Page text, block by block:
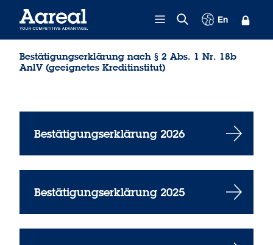
En
Bestätigungserklärung nach § 2 Abs. 1 Nr. 18b
AnlV (geeignetes Kreditinstitut)
Bestätigungserklärung 2026
Bestätigungserklärung 2025